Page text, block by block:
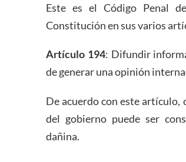
Este es el Código Penal
Constitución en sus varios
Artículo 194: Difundir
de generar una opinión
De acuerdo con este
del gobierno puede ser
dañina.